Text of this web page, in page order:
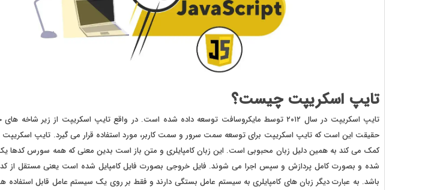
تایپ اسکریپت چیست؟
تایپ اسکریپت در سال ۲۰۱۲ توسط مایکروسافت توسعه داده شده است. در واقع تایپ اسکریپت از زیر
حقیقت این است که تایپ اسکریپت برای توسعه سمت سرور و سمت کاربر، مورد استفاده قرار می گیرد. تایپ اسکریپت
کمک می کند به همین دلیل زبان محبوبی است. این زبان کامپایلری و متن باز است بدین معنی که همه سورس کدها یک
شده و بصورت کامل پردازش و سپس اجرا می شوند. فایل خروجی بصورت فایل کامپایل شده است یعنی مستقل از
باشد. به عبارت دیگر زبان های کامپایلری به سیستم عامل بستگی دارند و فقط بر روی یک سیستم عامل قابل